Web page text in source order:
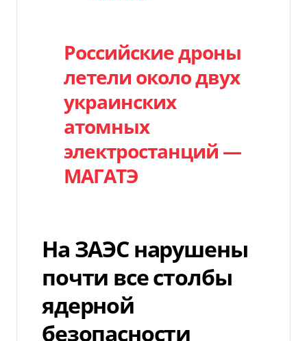
Российские дроны
летели около двух
украинских
атомных
электростанций —
МАГАТЭ
На ЗАЭС нарушены
почти все столбы
ядерной
безопасности